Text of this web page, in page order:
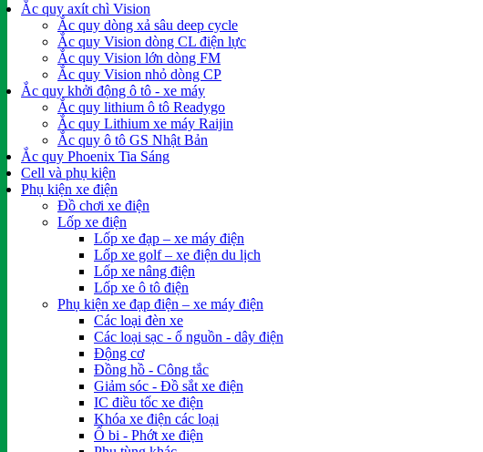
Ắc quy axít chì Vision
Ắc quy dòng xả sâu deep cycle
Ắc quy Vision dòng CL điện lực
Ắc quy Vision lớn dòng FM
Ắc quy Vision nhỏ dòng CP
Ắc quy khởi động ô tô - xe máy
Ắc quy lithium ô tô Readygo
Ắc quy Lithium xe máy Raijin
Ắc quy ô tô GS Nhật Bản
Ắc quy Phoenix Tia Sáng
Cell và phụ kiện
Phụ kiện xe điện
Đồ chơi xe điện
Lốp xe điện
Lốp xe đạp – xe máy điện
Lốp xe golf – xe điện du lịch
Lốp xe nâng điện
Lốp xe ô tô điện
Phụ kiện xe đạp điện – xe máy điện
Các loại đèn xe
Các loại sạc - ổ nguồn - dây điện
Động cơ
Đồng hồ - Công tắc
Giảm sóc - Đồ sắt xe điện
IC điều tốc xe điện
Khóa xe điện các loại
Ổ bi - Phớt xe điện